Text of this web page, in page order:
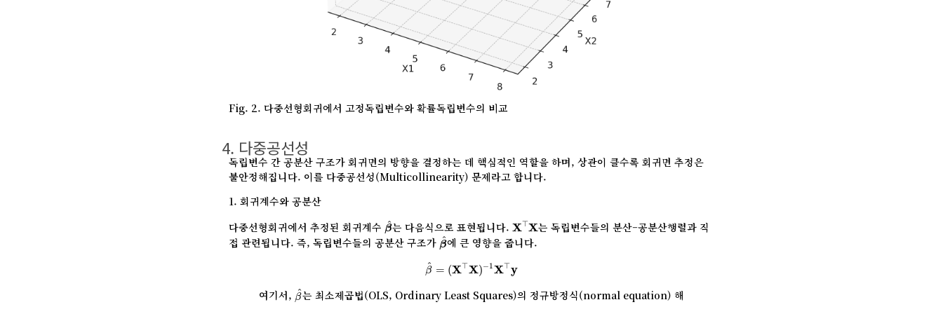
Fig. 2. 다중선형회귀에서 고정독립변수와 확률독립변수의 비교
4. 다중공선성
독립변수 간 공분산 구조가 회귀면의 방향을 결정하는 데 핵심적인 역할을 하며, 상관이 클수록 회귀면 추정은
불안정해집니다. 이를 다중공선성(Multicollinearity) 문제라고 합니다.
1. 회귀계수와 공분산
다중선형회귀에서 추정된 회귀계수 ^
β
β^
는 다음식으로 표현됩니다. X⊤X
X⊤X는 독립변수들의 분산–공분산행렬과 직
접 관련됩니다. 즉, 독립변수들의 공분산 구조가 ^
β
β^
에 큰 영향을 줍니다.
^
β = (X⊤X)−1X⊤y
β (X⊤X)− 1X⊤
여기서, ^
β
β^
는 최소제곱법(OLS, Ordinary Least Squares)의 정규방정식(normal equation) 해